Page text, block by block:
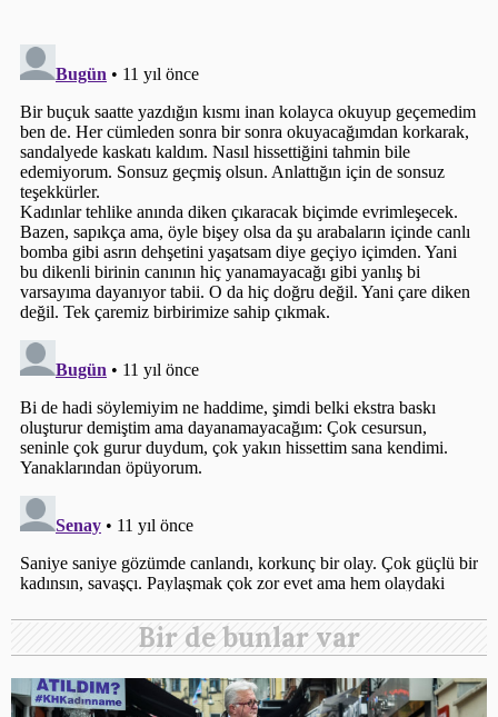
Bir de bunlar var